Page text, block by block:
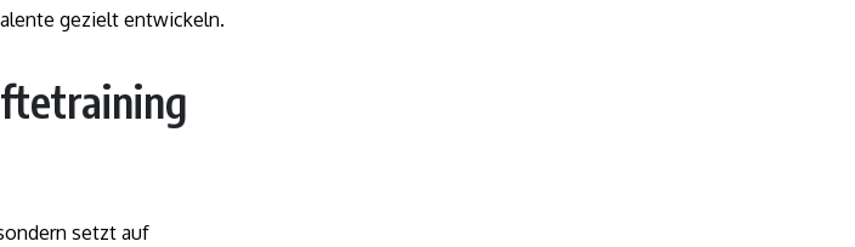
gezielt entwickeln.
setzt auf